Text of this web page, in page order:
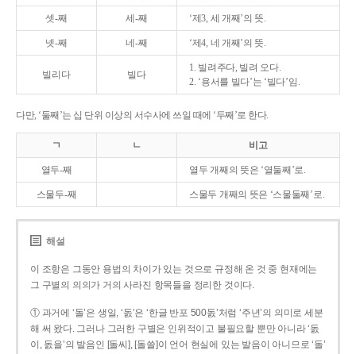
셋-째 세-째 ‘제3, 세 개째’의 뜻.
넷-째 네-째 ‘제4, 네 개째’의 뜻.
빌리다 빌다
1. 빌려주다, 빌려 오다.
2. ‘용서를 빌다’는 ‘빌다’임.
다만, ‘둘째’는 십 단위 이상의 서수사에 쓰일 때에 ‘두째’로 한다.
ㄱ ㄴ 비고
열두-째 열두 개째의 뜻은 ‘열둘째’로.
스물두-째 스물두 개째의 뜻은 ‘스물둘째’로.
해설
이 조항은 그동안 용법의 차이가 있는 것으로 규정해 온 것 중 현재에는
그 구별의 의의가 거의 사라진 항목들을 정리한 것이다.
① 과거에 ‘돌’은 생일, ‘돐’은 ‘한글 반포 500돐’처럼 ‘주년’의 의미로 세분
해 써 왔다. 그러나 그러한 구별은 인위적이고 불필요할 뿐만 아니라 ‘돐
이, 돐을’의 발음인 [돌씨], [돌쓸]이 언어 현실에 있는 발음이 아니므로 ‘돌’